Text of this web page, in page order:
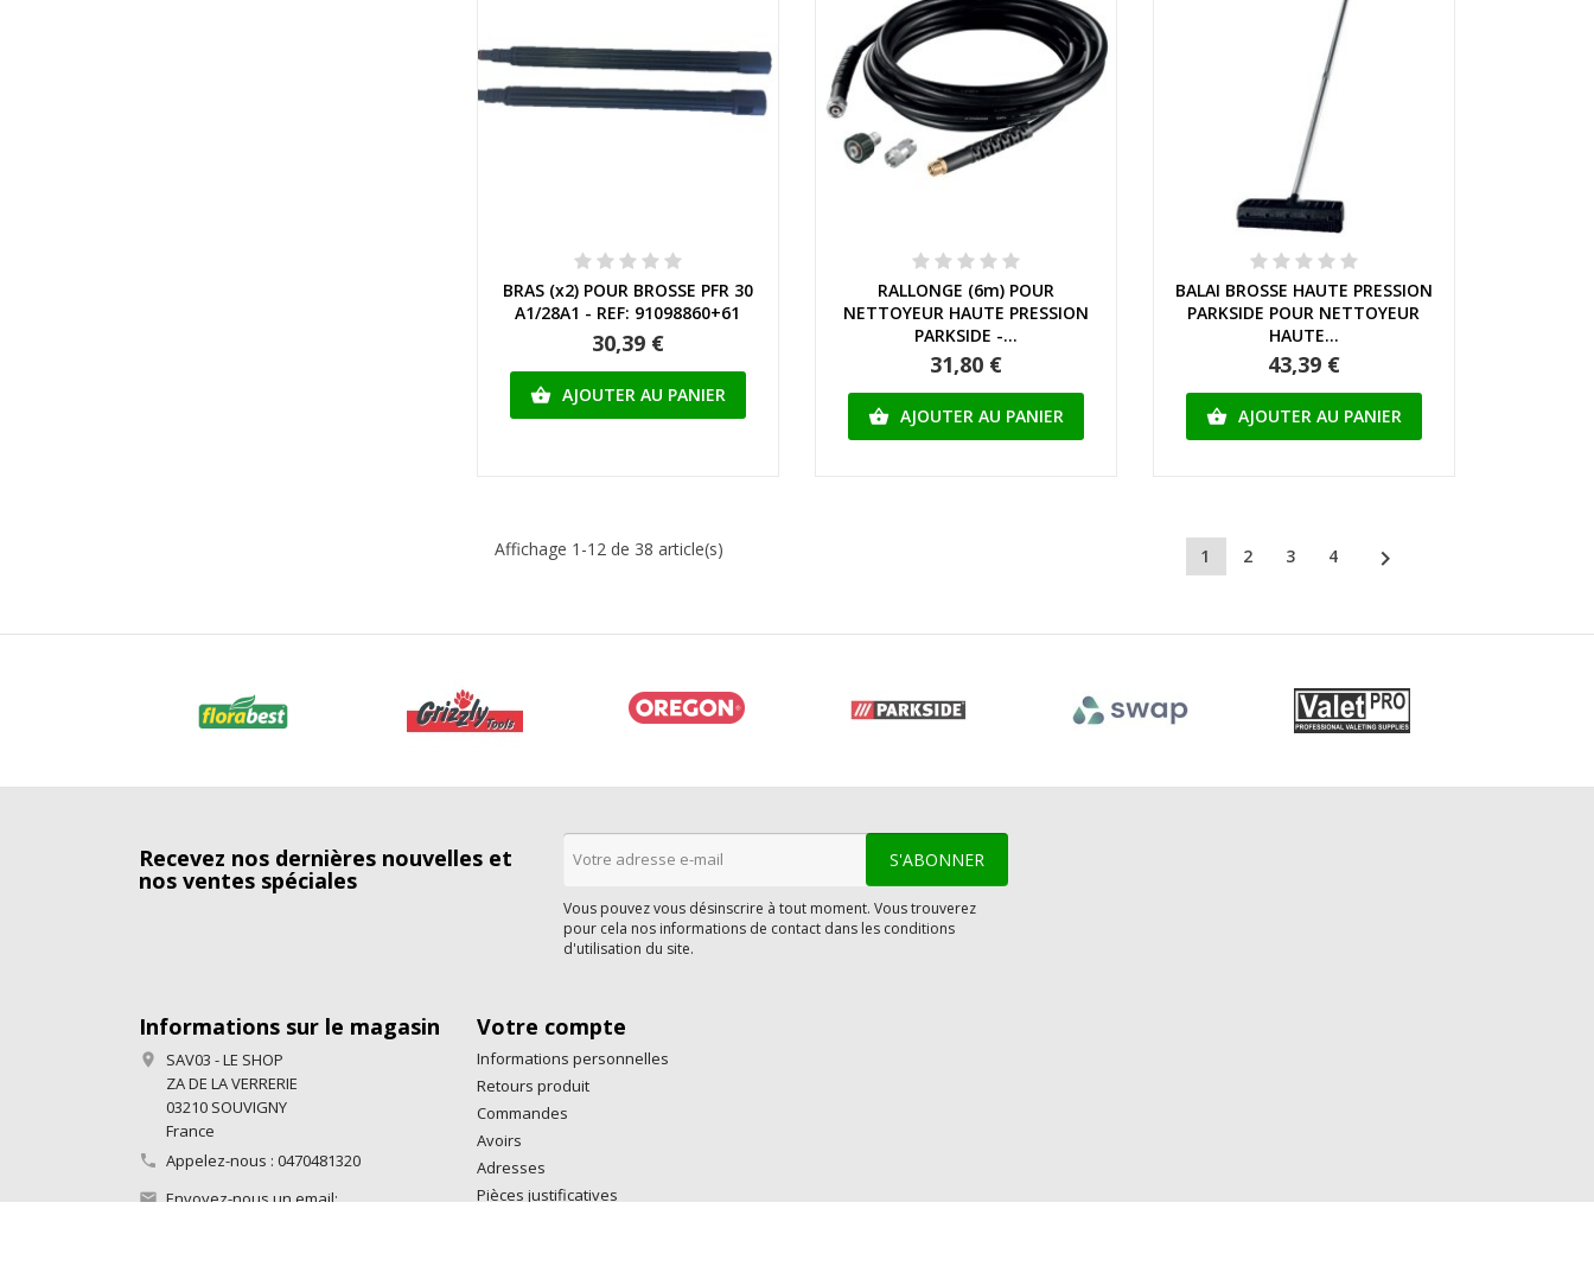
Aperçu rapide
BRAS (x2) POUR BROSSE PFR 30
A1/28A1 - REF: 91098860+61
30,39 €
 AJOUTER AU PANIER
Aperçu rapide
RALLONGE (6m) POUR
NETTOYEUR HAUTE PRESSION
PARKSIDE -...
31,80 €
 AJOUTER AU PANIER
Aperçu rapide
BALAI BROSSE HAUTE PRESSION
PARKSIDE POUR NETTOYEUR
HAUTE...
43,39 €
 AJOUTER AU PANIER
Affichage 1-12 de 38 article(s) 1 2 3 4 
Recevez nos dernières nouvelles et
nos ventes spéciales
Vous pouvez vous désinscrire à tout moment. Vous trouverez
pour cela nos informations de contact dans les conditions
d'utilisation du site.
Informations sur le magasin

SAV03 - LE SHOP
ZA DE LA VERRERIE
03210 SOUVIGNY
France
 Appelez-nous : 0470481320
 Envoyez-nous un email:
Votre compte
Informations personnelles
Retours produit
Commandes
Avoirs
Adresses
Pièces justificatives